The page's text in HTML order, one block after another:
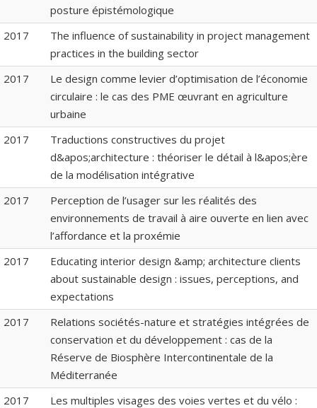
posture épistémologique
2017
The influence of sustainability in project management
practices in the building sector
2017
Le design comme levier d’optimisation de l’économie
circulaire : le cas des PME œuvrant en agriculture
urbaine
2017
Traductions constructives du projet
d&apos;architecture : théoriser le détail à l&apos;ère
de la modélisation intégrative
2017
Perception de l’usager sur les réalités des
environnements de travail à aire ouverte en lien avec
l’affordance et la proxémie
2017
Educating interior design &amp; architecture clients
about sustainable design : issues, perceptions, and
expectations
2017
Relations sociétés-nature et stratégies intégrées de
conservation et du développement : cas de la
Réserve de Biosphère Intercontinentale de la
Méditerranée
2017
Les multiples visages des voies vertes et du vélo :